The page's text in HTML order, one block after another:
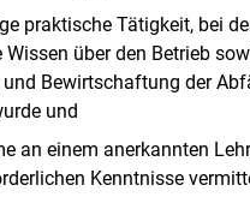
praktische Tätigkeit, bei
über den Betrieb
Bewirtschaftung der
und
an einem anerkannten
Kenntnisse